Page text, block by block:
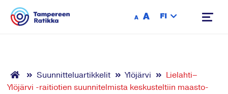
A A FI
Suunnitteluartikkelit Ylöjärvi
Lielahti–
Ylöjärvi -raitiotien suunnitelmista keskusteltiin maasto­